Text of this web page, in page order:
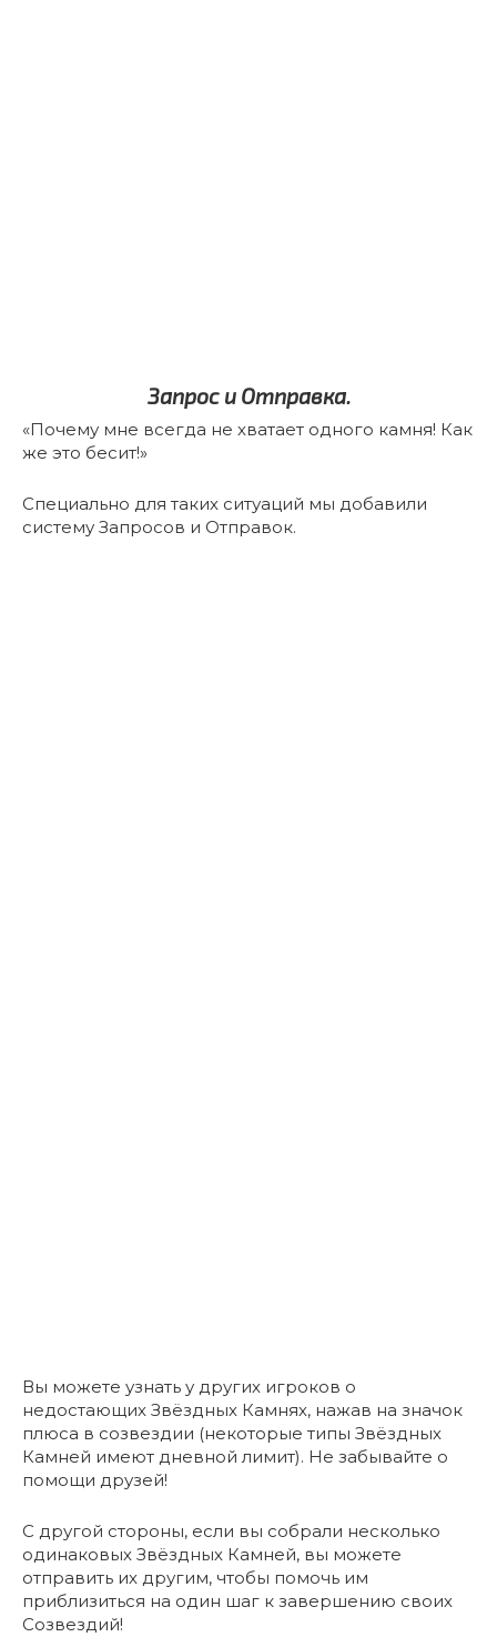
Запрос и Отправка.
«Почему мне всегда не хватает одного камня! Как
же это бесит!»
Специально для таких ситуаций мы добавили
систему Запросов и Отправок.
Вы можете узнать у других игроков о
недостающих Звёздных Камнях, нажав на значок
плюса в созвездии (некоторые типы Звёздных
Камней имеют дневной лимит). Не забывайте о
помощи друзей!
С другой стороны, если вы собрали несколько
одинаковых Звёздных Камней, вы можете
отправить их другим, чтобы помочь им
приблизиться на один шаг к завершению своих
Созвездий!